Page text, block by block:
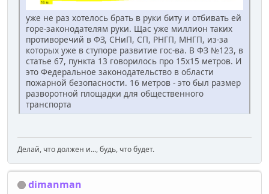
уже не раз хотелось брать в руки биту и отбивать ей
горе-законодателям руки. Щас уже миллион таких
противоречий в ФЗ, СНиП, СП, РНГП, МНГП, из-за
которых уже в ступоре развитие гос-ва. В ФЗ №123, в
статье 67, пункта 13 говорилось про 15х15 метров. И
это Федеральное законодательство в области
пожарной безопасности. 16 метров - это был размер
разворотной площадки для общественного
транспорта
Делай, что должен и..., будь, что будет.
dimanman